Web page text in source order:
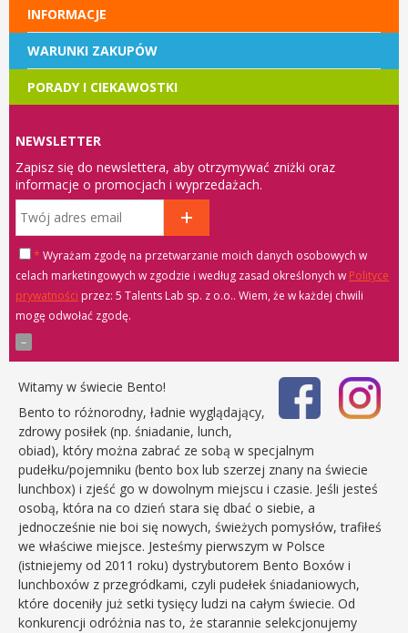
INFORMACJE
WARUNKI ZAKUPÓW
PORADY I CIEKAWOSTKI
NEWSLETTER
Zapisz się do newslettera, aby otrzymywać zniżki oraz
informacje o promocjach i wyprzedażach.
* Wyrażam zgodę na przetwarzanie moich danych osobowych w
celach marketingowych w zgodzie i według zasad określonych w Polityce
prywatności
przez: 5 Talents Lab sp. z o.o.. Wiem, że w każdej chwili
mogę odwołać zgodę.
Witamy w świecie Bento!
Bento to różnorodny, ładnie wyglądający,
zdrowy posiłek (np. śniadanie, lunch,
obiad), który można zabrać ze sobą w specjalnym
pudełku/pojemniku (bento box lub szerzej znany na świecie
lunchbox) i zjeść go w dowolnym miejscu i czasie. Jeśli jesteś
osobą, która na co dzień stara się dbać o siebie, a
jednocześnie nie boi się nowych, świeżych pomysłów, trafiłeś
we właściwe miejsce. Jesteśmy pierwszym w Polsce
(istniejemy od 2011 roku) dystrybutorem Bento Boxów i
lunchboxów z przegródkami, czyli pudełek śniadaniowych,
które doceniły już setki tysięcy ludzi na całym świecie. Od
konkurencji odróżnia nas to, że starannie selekcjonujemy